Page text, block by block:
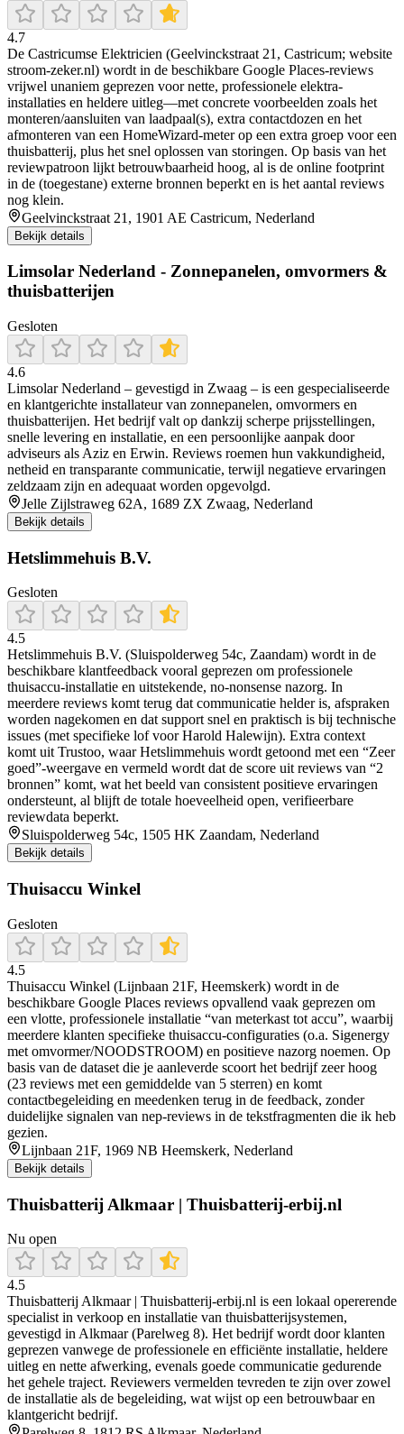
4.7
De Castricumse Elektricien (Geelvinckstraat 21, Castricum; website
stroom-zeker.nl) wordt in de beschikbare Google Places-reviews
vrijwel unaniem geprezen voor nette, professionele elektra-
installaties en heldere uitleg—met concrete voorbeelden zoals het
monteren/aansluiten van laadpaal(s), extra contactdozen en het
afmonteren van een HomeWizard-meter op een extra groep voor een
thuisbatterij, plus het snel oplossen van storingen. Op basis van het
reviewpatroon lijkt betrouwbaarheid hoog, al is de online footprint
in de (toegestane) externe bronnen beperkt en is het aantal reviews
nog klein.
Geelvinckstraat 21, 1901 AE Castricum, Nederland
Bekijk details
Limsolar Nederland - Zonnepanelen, omvormers &
thuisbatterijen
Gesloten
4.6
Limsolar Nederland – gevestigd in Zwaag – is een gespecialiseerde
en klantgerichte installateur van zonnepanelen, omvormers en
thuisbatterijen. Het bedrijf valt op dankzij scherpe prijsstellingen,
snelle levering en installatie, en een persoonlijke aanpak door
adviseurs als Aziz en Erwin. Reviews roemen hun vakkundigheid,
netheid en transparante communicatie, terwijl negatieve ervaringen
zeldzaam zijn en adequaat worden opgevolgd.
Jelle Zijlstraweg 62A, 1689 ZX Zwaag, Nederland
Bekijk details
Hetslimmehuis B.V.
Gesloten
4.5
Hetslimmehuis B.V. (Sluispolderweg 54c, Zaandam) wordt in de
beschikbare klantfeedback vooral geprezen om professionele
thuisaccu-installatie en uitstekende, no-nonsense nazorg. In
meerdere reviews komt terug dat communicatie helder is, afspraken
worden nagekomen en dat support snel en praktisch is bij technische
issues (met specifieke lof voor Harold Halewijn). Extra context
komt uit Trustoo, waar Hetslimmehuis wordt getoond met een “Zeer
goed”-weergave en vermeld wordt dat de score uit reviews van “2
bronnen” komt, wat het beeld van consistent positieve ervaringen
ondersteunt, al blijft de totale hoeveelheid open, verifieerbare
reviewdata beperkt.
Sluispolderweg 54c, 1505 HK Zaandam, Nederland
Bekijk details
Thuisaccu Winkel
Gesloten
4.5
Thuisaccu Winkel (Lijnbaan 21F, Heemskerk) wordt in de
beschikbare Google Places reviews opvallend vaak geprezen om
een vlotte, professionele installatie “van meterkast tot accu”, waarbij
meerdere klanten specifieke thuisaccu-configuraties (o.a. Sigenergy
met omvormer/NOODSTROOM) en positieve nazorg noemen. Op
basis van de dataset die je aanleverde scoort het bedrijf zeer hoog
(23 reviews met een gemiddelde van 5 sterren) en komt
contactbegeleiding en meedenken terug in de feedback, zonder
duidelijke signalen van nep-reviews in de tekstfragmenten die ik heb
gezien.
Lijnbaan 21F, 1969 NB Heemskerk, Nederland
Bekijk details
Thuisbatterij Alkmaar | Thuisbatterij-erbij.nl
Nu open
4.5
Thuisbatterij Alkmaar | Thuisbatterij‑erbij.nl is een lokaal opererende
specialist in verkoop en installatie van thuisbatterijsystemen,
gevestigd in Alkmaar (Parelweg 8). Het bedrijf wordt door klanten
geprezen vanwege de professionele en efficiënte installatie, heldere
uitleg en nette afwerking, evenals goede communicatie gedurende
het gehele traject. Reviewers vermelden tevreden te zijn over zowel
de installatie als de begeleiding, wat wijst op een betrouwbaar en
klantgericht bedrijf.